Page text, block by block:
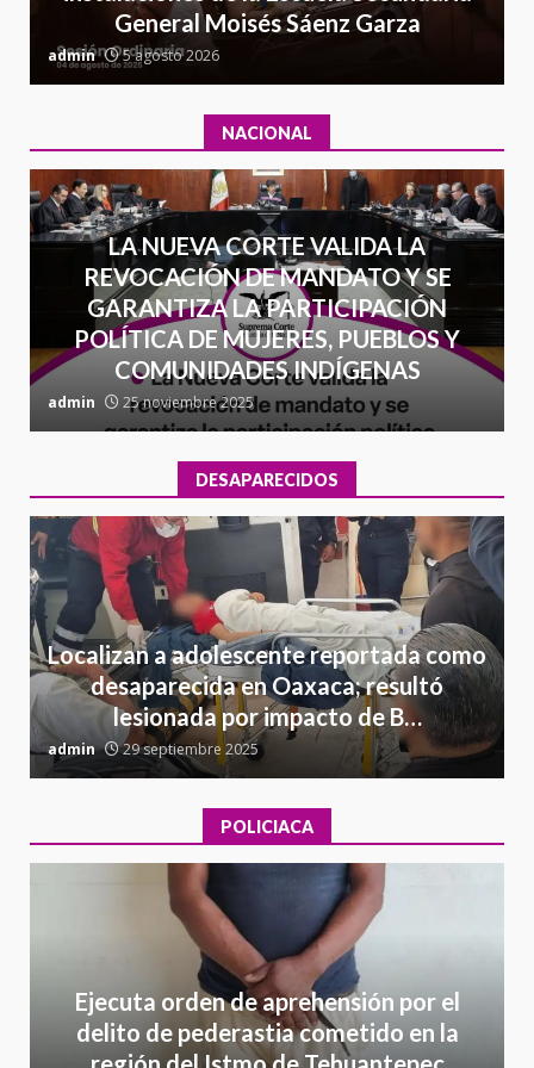
16 julio 2026
General Moisés Sáenz Garza
admin 5 agosto 2026
NACIONAL
LA NUEVA CORTE VALIDA LA
REVOCACIÓN DE MANDATO Y SE
GARANTIZA LA PARTICIPACIÓN
POLÍTICA DE MUJERES, PUEBLOS Y
COMUNIDADES INDÍGENAS
admin 25 noviembre 2025
DESAPARECIDOS
Localizan a adolescente reportada como
desaparecida en Oaxaca; resultó
lesionada por impacto de B…
admin 29 septiembre 2025
POLICIACA
Ejecuta orden de aprehensión por el
delito de pederastia cometido en la